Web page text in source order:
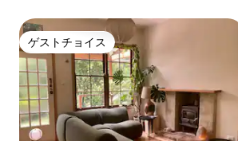
ゲストチョイス
ゲストチョイス